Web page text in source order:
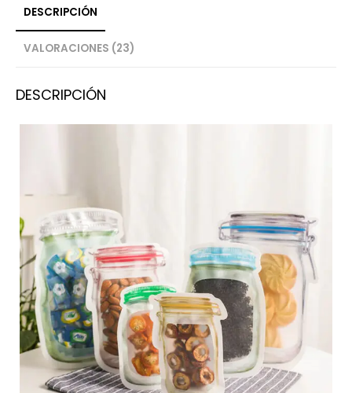
DESCRIPCIÓN
VALORACIONES (23)
DESCRIPCIÓN